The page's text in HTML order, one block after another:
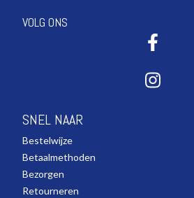
VOLG ONS
SNEL NAAR
Bestelwijze
Betaalmethoden
Bezorgen
Retourneren